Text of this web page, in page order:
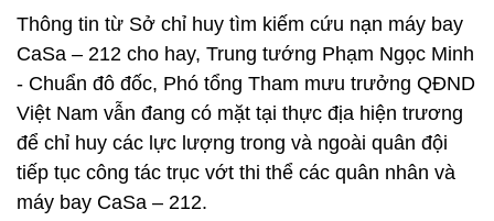
Thông tin từ Sở chỉ huy tìm kiếm cứu nạn máy bay
CaSa – 212 cho hay, Trung tướng Phạm Ngọc Minh
- Chuẩn đô đốc, Phó tổng Tham mưu trưởng QĐND
Việt Nam vẫn đang có mặt tại thực địa hiện trương
để chỉ huy các lực lượng trong và ngoài quân đội
tiếp tục công tác trục vớt thi thể các quân nhân và
máy bay CaSa – 212.